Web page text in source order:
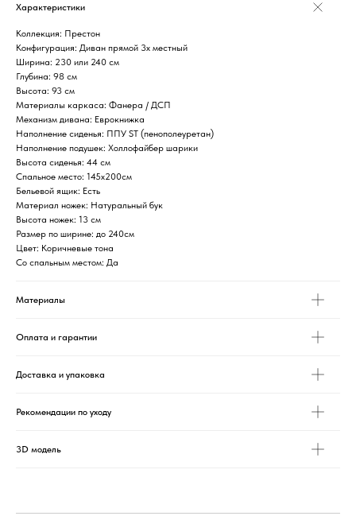
Характеристики
Коллекция: Престон
Конфигурация: Диван прямой 3х местный
Ширина: 230 или 240 см
Глубина: 98 см
Высота: 93 см
Материалы каркаса: Фанера / ДСП
Механизм дивана: Еврокнижка
Наполнение сиденья: ППУ ST (пенополеуретан)
Наполнение подушек: Холлофайбер шарики
Высота сиденья: 44 см
Спальное место: 145х200см
Бельевой ящик: Есть
Материал ножек: Натуральный бук
Высота ножек: 13 см
Размер по ширине: до 240см
Цвет: Коричневые тона
Со спальным местом: Да
Материалы
Оплата и гарантии
Доставка и упаковка
Рекомендации по уходу
3D модель